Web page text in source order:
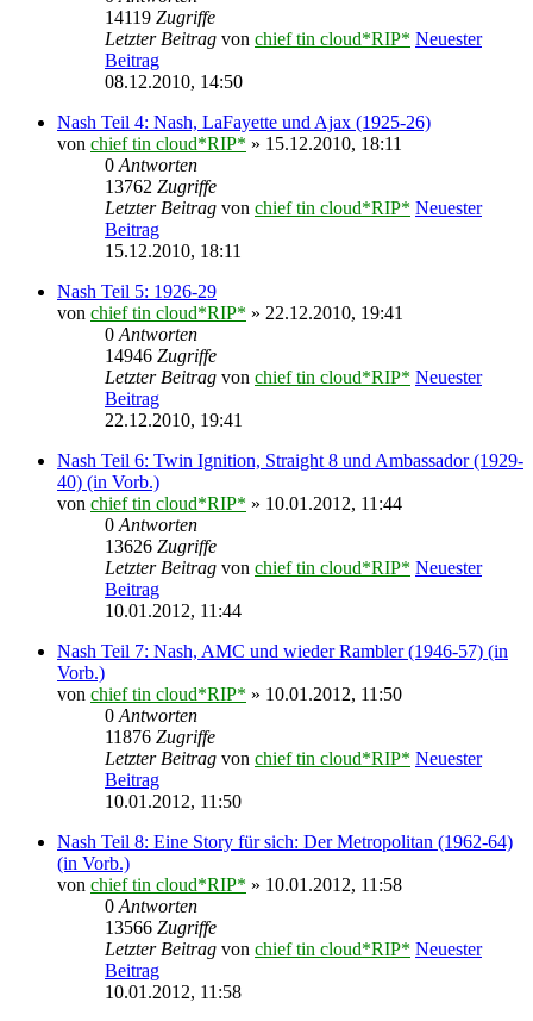
14119 Zugriffe
Letzter Beitrag von chief tin cloud*RIP* Neuester
Beitrag
08.12.2010, 14:50
Nash Teil 4: Nash, LaFayette und Ajax (1925-26)
von chief tin cloud*RIP* » 15.12.2010, 18:11
0 Antworten
13762 Zugriffe
Letzter Beitrag von chief tin cloud*RIP* Neuester
Beitrag
15.12.2010, 18:11
Nash Teil 5: 1926-29
von chief tin cloud*RIP* » 22.12.2010, 19:41
0 Antworten
14946 Zugriffe
Letzter Beitrag von chief tin cloud*RIP* Neuester
Beitrag
22.12.2010, 19:41
Nash Teil 6: Twin Ignition, Straight 8 und Ambassador (1929-
40) (in Vorb.)
von chief tin cloud*RIP* » 10.01.2012, 11:44
0 Antworten
13626 Zugriffe
Letzter Beitrag von chief tin cloud*RIP* Neuester
Beitrag
10.01.2012, 11:44
Nash Teil 7: Nash, AMC und wieder Rambler (1946-57) (in
Vorb.)
von chief tin cloud*RIP* » 10.01.2012, 11:50
0 Antworten
11876 Zugriffe
Letzter Beitrag von chief tin cloud*RIP* Neuester
Beitrag
10.01.2012, 11:50
Nash Teil 8: Eine Story für sich: Der Metropolitan (1962-64)
(in Vorb.)
von chief tin cloud*RIP* » 10.01.2012, 11:58
0 Antworten
13566 Zugriffe
Letzter Beitrag von chief tin cloud*RIP* Neuester
Beitrag
10.01.2012, 11:58